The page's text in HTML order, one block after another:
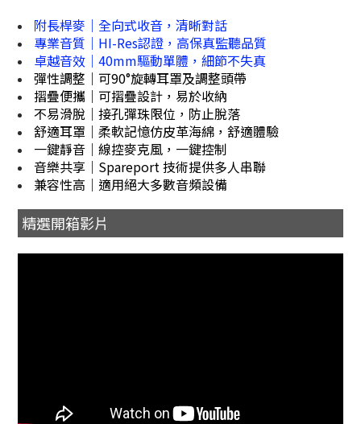
附長桿麥｜全向式收音，清晰對話
專業音質｜HI-Res認證，高保真監聽品質
卓越音效｜40mm驅動單體，細節不失真
彈性調整｜可90°旋轉耳罩及調整頭帶
摺疊便攜｜可摺疊設計，易於收納
不易滑脫｜接孔彈珠限位，防止脫落
舒適耳罩｜柔軟記憶仿皮革海綿，舒適體驗
一鍵靜音｜線控麥克風，一鍵控制
音樂共享｜Spareport 技術提供多人串聯
兼容性高｜適用絕大多數音頻設備
精選開箱影片